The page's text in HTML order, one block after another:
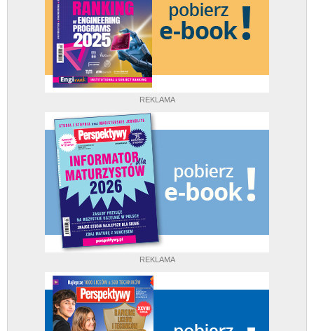
REKLAMA
REKLAMA